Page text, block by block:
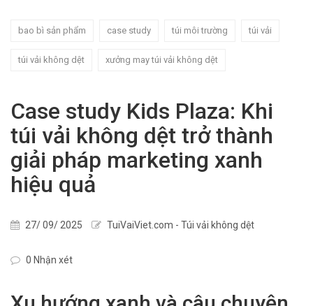
bao bì sản phẩm case study túi môi trường túi vải
túi vải không dệt xưởng may túi vải không dệt
Case study Kids Plaza: Khi
túi vải không dệt trở thành
giải pháp marketing xanh
hiệu quả
27/ 09/ 2025 TuiVaiViet.com - Túi vải không dệt
0 Nhận xét